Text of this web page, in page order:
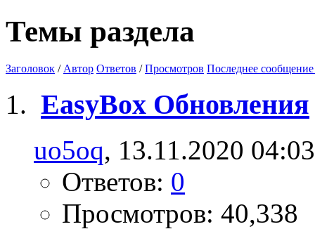
Темы раздела
Заголовок / Автор Ответов /Просмотров Последнее сообщение
EasyBox Обновления
uo5oq, 13.11.2020 04:03
Ответов: 0
Просмотров: 40,338